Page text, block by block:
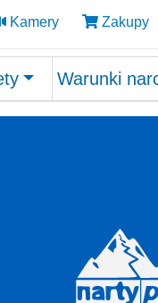
Kamery Zakupy
Warunki